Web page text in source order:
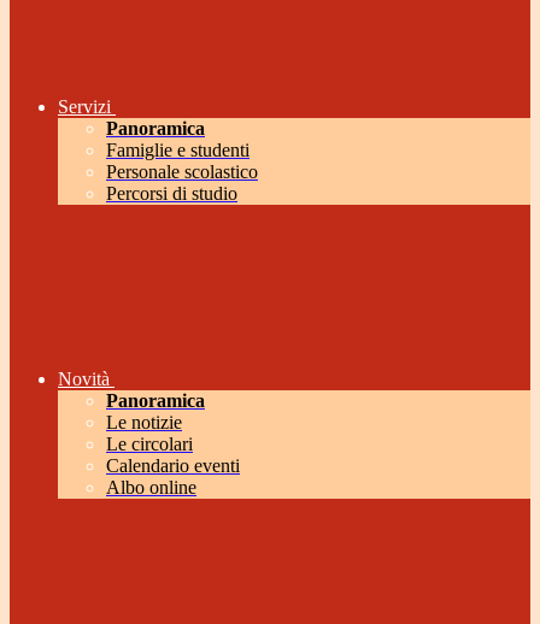
Servizi
Panoramica
Famiglie e studenti
Personale scolastico
Percorsi di studio
Novità
Panoramica
Le notizie
Le circolari
Calendario eventi
Albo online